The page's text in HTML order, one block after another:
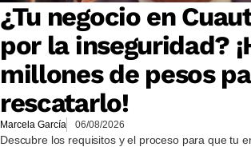
¿Tu negocio en
por la inseguridad?
millones de pesos
rescatarlo!
Marcela García 06/08/2026
Descubre los requisitos y el proceso para que tu